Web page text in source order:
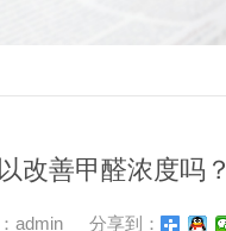
改善甲醛浓度吗？
admin 分享到：